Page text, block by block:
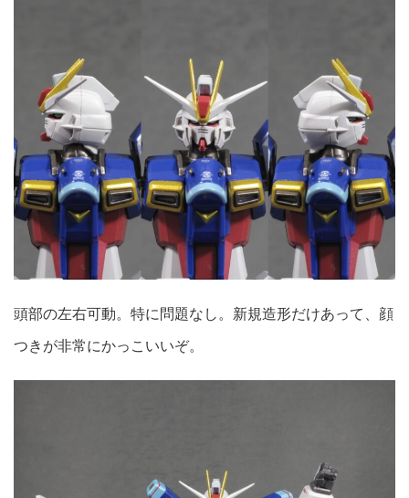
頭部の左右可動。特に問題なし。新規造形だけあって、顔
つきが非常にかっこいいぞ。